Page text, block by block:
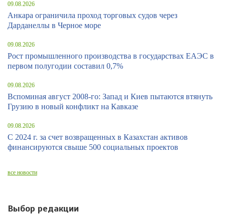
09.08.2026
Анкара ограничила проход торговых судов через
Дарданеллы в Черное море
09.08.2026
Рост промышленного производства в государствах ЕАЭС в
первом полугодии составил 0,7%
09.08.2026
Вспоминая август 2008-го: Запад и Киев пытаются втянуть
Грузию в новый конфликт на Кавказе
09.08.2026
С 2024 г. за счет возвращенных в Казахстан активов
финансируются свыше 500 социальных проектов
все новости
Выбор редакции